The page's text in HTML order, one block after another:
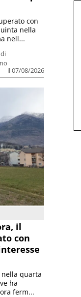
di
il 07/08/2026
con
nella
nell...
il
con
quarta
ha
ferm...